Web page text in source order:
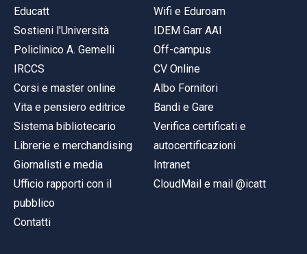
Educatt
Sostieni l'Università
Policlinico A. Gemelli
IRCCS
Corsi e master online
Vita e pensiero editrice
Sistema bibliotecario
Librerie e merchandising
Giornalisti e media
Ufficio rapporti con il
pubblico
Contatti
Wifi e Eduroam
IDEM Garr AAI
Off-campus
CV Online
Albo Fornitori
Bandi e Gare
Verifica certificati e
autocertificazioni
Intranet
CloudMail e mail @icatt